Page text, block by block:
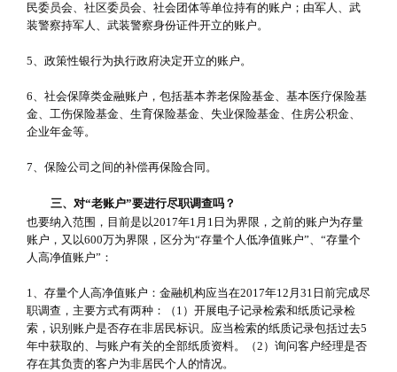
民委员会、社区委员会、社会团体等单位持有的账户；由军人、武
装警察持军人、武装警察身份证件开立的账户。
5、政策性银行为执行政府决定开立的账户。
6、社会保障类金融账户，包括基本养老保险基金、基本医疗保险基
金、工伤保险基金、生育保险基金、失业保险基金、住房公积金、
企业年金等。
7、保险公司之间的补偿再保险合同。
三、对“老账户”要进行尽职调查吗？
也要纳入范围，目前是以2017年1月1日为界限，之前的账户为存量
账户，又以600万为界限，区分为“存量个人低净值账户”、“存量个
人高净值账户”：
1、存量个人高净值账户：金融机构应当在2017年12月31日前完成尽
职调查，主要方式有两种：（1）开展电子记录检索和纸质记录检
索，识别账户是否存在非居民标识。应当检索的纸质记录包括过去5
年中获取的、与账户有关的全部纸质资料。（2）询问客户经理是否
存在其负责的客户为非居民个人的情况。